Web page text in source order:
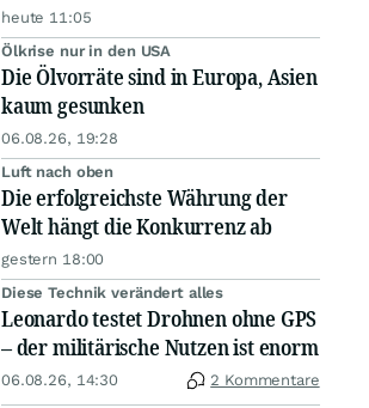
heute 11:05
Ölkrise nur in den USA
Die Ölvorräte sind in Europa, Asien
kaum gesunken
06.08.26, 19:28
Luft nach oben
Die erfolgreichste Währung der
Welt hängt die Konkurrenz ab
gestern 18:00
Diese Technik verändert alles
Leonardo testet Drohnen ohne GPS
– der militärische Nutzen ist enorm
06.08.26, 14:30 2 Kommentare